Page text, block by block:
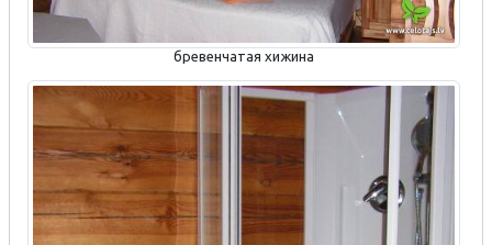
бревенчатая хижина